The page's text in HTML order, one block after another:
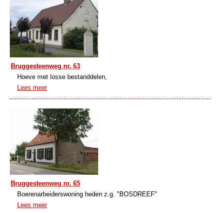
Bruggesteenweg nr. 63
Hoeve met losse bestanddelen,
Lees meer
Bruggesteenweg nr. 65
Boerenarbeiderswoning heden z.g. "BOSDREEF"
Lees meer